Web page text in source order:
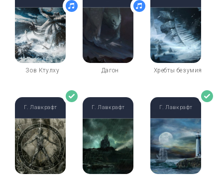
Зов Ктулху Дагон Хребты безумия
Г. Лавкрафт Г. Лавкрафт Г. Лавкрафт